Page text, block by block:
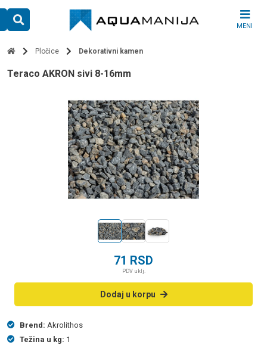
content
MENI
Pločice Dekorativni kamen
teraco AKRON sivi 8-16mm
71 RSD
PDV uklj.
Dodaj u korpu
Brend: Akrolithos
Težina u kg: 1